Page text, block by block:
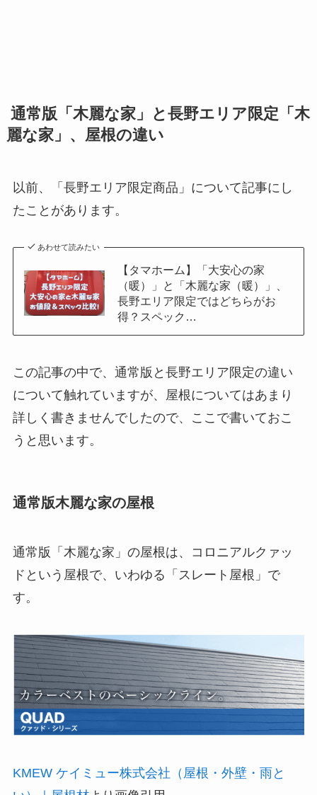
通常版「木麗な家」と長野エリア限定「木
麗な家」、屋根の違い
以前、「長野エリア限定商品」について記事にし
たことがあります。
あわせて読みたい
【タマホーム】「大安心の家
（暖）」と「木麗な家（暖）」、
長野エリア限定ではどちらがお
得？スペック…
この記事の中で、通常版と長野エリア限定の違い
について触れていますが、屋根についてはあまり
詳しく書きませんでしたので、ここで書いておこ
うと思います。
通常版木麗な家の屋根
通常版「木麗な家」の屋根は、コロニアルクァッ
ドという屋根で、いわゆる「スレート屋根」で
す。
KMEW ケイミュー株式会社（屋根・外壁・雨と